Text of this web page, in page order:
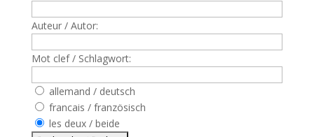
Auteur / Autor:
Mot clef / Schlagwort:
allemand / deutsch
francais / französisch
les deux / beide